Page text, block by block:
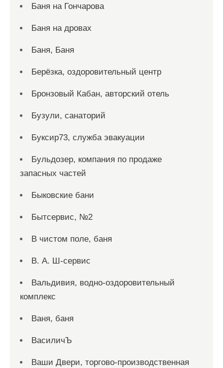
Баня на Гончарова
Баня на дровах
Баня, Баня
Берёзка, оздоровительный центр
Бронзовый Кабан, авторский отель
Бузули, санаторий
Буксир73, служба эвакуации
Бульдозер, компания по продаже
запасных частей
Быковские бани
Бытсервис, №2
В чистом поле, баня
В. А. Ш-сервис
Вальдивия, водно-оздоровительный
комплекс
Ваня, баня
ВасиличЪ
Ваши Двери, торгово-производственная